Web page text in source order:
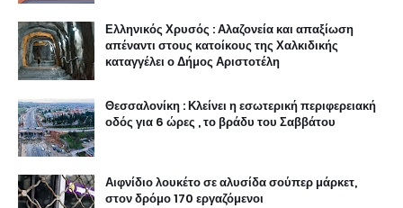
Ελληνικός Χρυσός : Αλαζονεία και απαξίωση
απέναντι στους κατοίκους της Χαλκιδικής
καταγγέλει ο Δήμος Αριστοτέλη
Θεσσαλονίκη : Κλείνει η εσωτερική περιφερειακή
οδός για 6 ώρες , το βράδυ του Σαββάτου
Αιφνίδιο λουκέτο σε αλυσίδα σούπερ μάρκετ,
στον δρόμο 170 εργαζόμενοι